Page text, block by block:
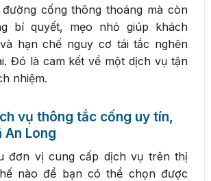
cống thông thoáng mà còn
bí quyết, mẹo nhỏ giúp khách
hạn chế nguy cơ tái tắc nghẽn
Đó là cam kết về một dịch vụ tận
nhiệm.
vụ thông tắc cống uy tín,
An Long
đơn vị cung cấp dịch vụ trên thị
nào để bạn có thể chọn được